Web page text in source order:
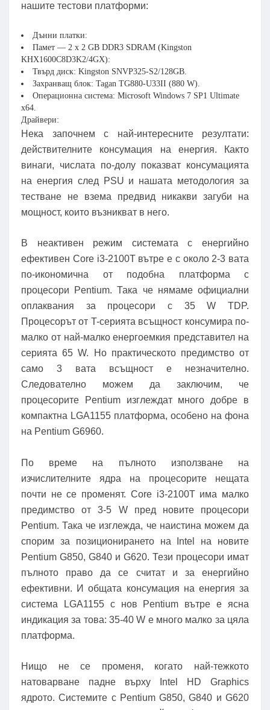
нашите тестови платформи:
Дънни платки:
Памет — 2 x 2 GB DDR3 SDRAM (Kingston
KHX1600C8D3K2/4GX):
Твърд диск: Kingston SNVP325-S2/128GB.
Захранващ блок: Tagan TG880-U33II (880 W).
Операционна система: Microsoft Windows 7 SP1 Ultimate
x64.
Драйвери:
Нека започнем с най-интересните резултати:
действителните консумация на енергия. Както
винаги, числата по-долу показват консумацията
на енергия след PSU и нашата методология за
тестване не взема предвид никакви загуби на
мощност, които възникват в него.
В неактивен режим системата с енергийно
ефективен Core i3-2100T вътре е с около 2-3 вата
по-икономична от подобна платформа с
процесори Pentium. Така че нямаме официални
оплаквания за процесори с 35 W TDP.
Процесорът от T-серията всъщност консумира по-
малко от най-малко енергоемкия представител на
серията 65 W. Но практическото предимство от
само 3 вата всъщност е незначително.
Следователно можем да заключим, че
процесорите Pentium изглеждат много добре в
компактна LGA1155 платформа, особено на фона
на Pentium G6960.
По време на пълното използване на
изчислителните ядра на процесорите нещата
почти не се променят. Core i3-2100T има малко
предимство от 3-5 W пред новите процесори
Pentium. Така че изглежда, че наистина можем да
спорим за позиционирането на Intel на новите
Pentium G850, G840 и G620. Тези процесори имат
пълното право да се считат и за енергийно
ефективни. И общата консумация на енергия за
система LGA1155 с нов Pentium вътре е ясна
индикация за това: 35-40 W е много малко за цяла
платформа.
Нищо не се променя, когато най-тежкото
натоварване падне върху Intel HD Graphics
ядрото. Системите с Pentium G850, G840 и G620